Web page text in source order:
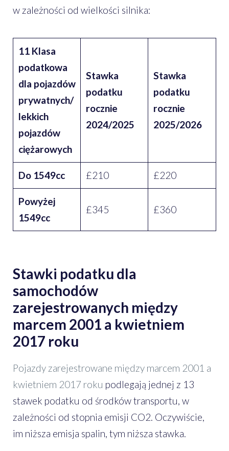
w zależności od wielkości silnika:
11 Klasa
podatkowa
dla pojazdów
prywatnych/
lekkich
pojazdów
ciężarowych
Stawka
podatku
rocznie
2024/2025
Stawka
podatku
rocznie
2025/2026
Do 1549cc £210 £220
Powyżej
1549cc
£345 £360
Stawki podatku dla
samochodów
zarejestrowanych między
marcem 2001 a kwietniem
2017 roku
Pojazdy zarejestrowane między marcem 2001 a
kwietniem 2017 roku podlegają jednej z 13
stawek podatku od środków transportu, w
zależności od stopnia emisji CO2. Oczywiście,
im niższa emisja spalin, tym niższa stawka.